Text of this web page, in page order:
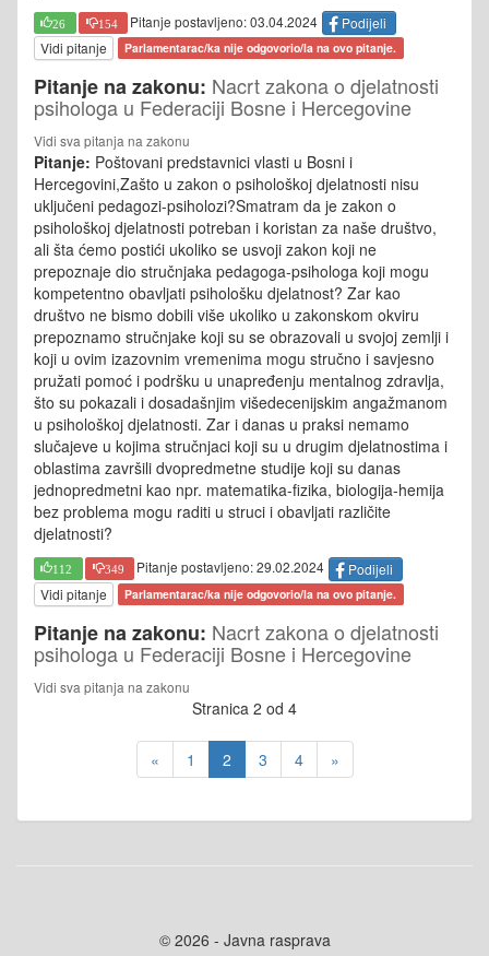
26 154 Pitanje postavljeno: 03.04.2024
Podijeli
Vidi pitanje
Parlamentarac/ka nije odgovorio/la na ovo pitanje.
Pitanje na zakonu: Nacrt zakona o djelatnosti
psihologa u Federaciji Bosne i Hercegovine
Vidi sva pitanja na zakonu
Pitanje: Poštovani predstavnici vlasti u Bosni i
Hercegovini,Zašto u zakon o psihološkoj djelatnosti nisu
uključeni pedagozi-psiholozi?Smatram da je zakon o
psihološkoj djelatnosti potreban i koristan za naše društvo,
ali šta ćemo postići ukoliko se usvoji zakon koji ne
prepoznaje dio stručnjaka pedagoga-psihologa koji mogu
kompetentno obavljati psihološku djelatnost? Zar kao
društvo ne bismo dobili više ukoliko u zakonskom okviru
prepoznamo stručnjake koji su se obrazovali u svojoj zemlji i
koji u ovim izazovnim vremenima mogu stručno i savjesno
pružati pomoć i podršku u unapređenju mentalnog zdravlja,
što su pokazali i dosadašnjim višedecenijskim angažmanom
u psihološkoj djelatnosti. Zar i danas u praksi nemamo
slučajeve u kojima stručnjaci koji su u drugim djelatnostima i
oblastima završili dvopredmetne studije koji su danas
jednopredmetni kao npr. matematika-fizika, biologija-hemija
bez problema mogu raditi u struci i obavljati različite
djelatnosti?
112 349 Pitanje postavljeno: 29.02.2024
Podijeli
Vidi pitanje
Parlamentarac/ka nije odgovorio/la na ovo pitanje.
Pitanje na zakonu: Nacrt zakona o djelatnosti
psihologa u Federaciji Bosne i Hercegovine
Vidi sva pitanja na zakonu
Stranica 2 od 4
« 1 2 3 4 »
© 2026 - Javna rasprava